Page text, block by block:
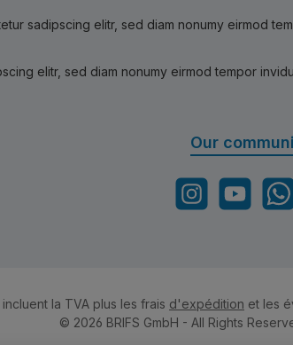
sadipscing elitr, sed diam nonumy eirmod
elitr, sed diam nonumy eirmod tempor
Our
InstagramYouTube
la TVA plus les frais d'expédition et les
© 2026 BRIFS GmbH - All Rights